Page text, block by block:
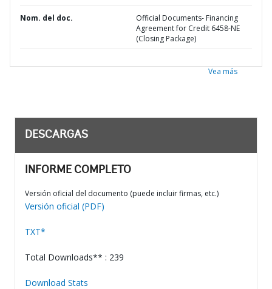
Nom. del doc.
Official Documents- Financing
Agreement for Credit 6458-NE
(Closing Package)
Vea más
DESCARGAS
INFORME COMPLETO
Versión oficial del documento (puede incluir firmas, etc.)
Versión oficial (PDF)
TXT*
Total Downloads** : 239
Download Stats